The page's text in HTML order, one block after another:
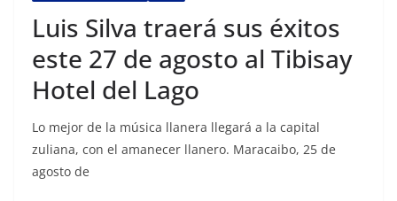
Luis Silva traerá sus éxitos
este 27 de agosto al Tibisay
Hotel del Lago
Lo mejor de la música llanera llegará a la capital
zuliana, con el amanecer llanero. Maracaibo, 25 de
agosto de